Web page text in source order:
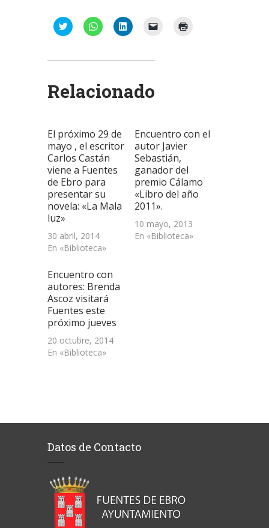
Haz
clic
Twitter
en
una
Haz
clic
WhatsApp
en
una
Haz
clic
LinkedIn
en
una
en
una
ventana
nueva)
Relacionado
El próximo 29 de
mayo , el escritor
Carlos Castán
viene a Fuentes
de Ebro para
presentar su
novela: «La Mala
luz»
30 abril, 2014
En «Biblioteca»
Encuentro con el
autor Javier
Sebastián,
ganador del
premio Cálamo
«Libro del año
2011».
10 mayo, 2013
En «Biblioteca»
Encuentro con
autores: Brenda
Ascoz visitará
Fuentes este
próximo jueves
20 octubre, 2014
En «Biblioteca»
Datos de Contacto